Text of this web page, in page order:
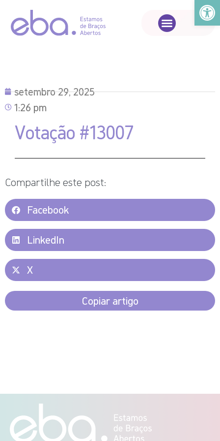
Abrir
setembro 29, 2025
1:26 pm
Votação #13007
Compartilhe este post:
Facebook
LinkedIn
X
Copiar artigo